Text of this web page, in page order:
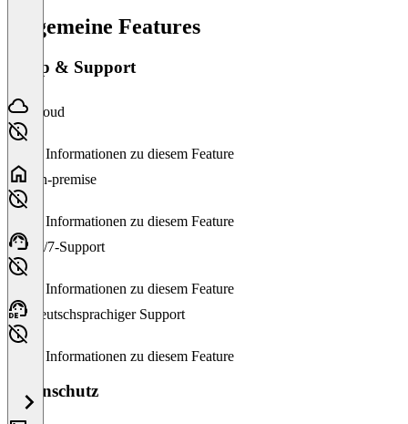
Allgemeine Features
Setup & Support
Cloud
Keine Informationen zu diesem Feature
On-premise
Keine Informationen zu diesem Feature
24/7-Support
Keine Informationen zu diesem Feature
Deutschsprachiger Support
Keine Informationen zu diesem Feature
Datenschutz